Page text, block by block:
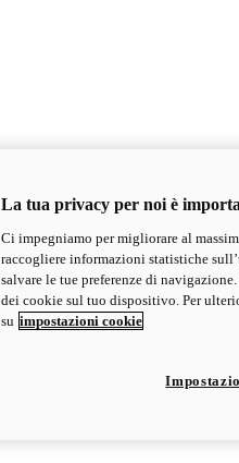
La tua privacy per noi è
Ci impegniamo per migliorare al
raccogliere informazioni statistiche
salvare le tue preferenze di
dei cookie sul tuo dispositivo. Per
su impostazioni cookie